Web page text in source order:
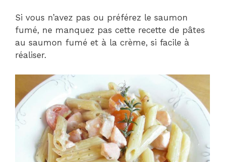
Si vous n’avez pas ou préférez le saumon
fumé, ne manquez pas cette recette de pâtes
au saumon fumé et à la crème, si facile à
réaliser.